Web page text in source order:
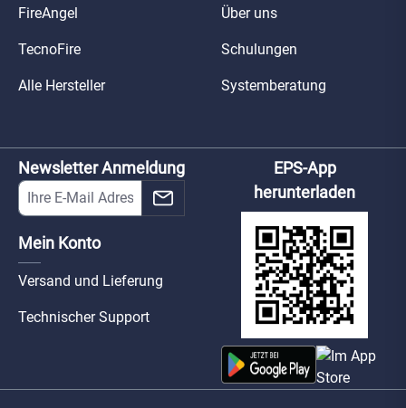
FireAngel
TecnoFire
Alle Hersteller
Über uns
Schulungen
Systemberatung
Newsletter Anmeldung
Mein Konto
Versand und Lieferung
Technischer Support
EPS-App
herunterladen